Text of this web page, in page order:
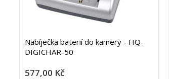
Nabíječka baterií do kamery - HQ-
DIGICHAR-50
577,00 Kč